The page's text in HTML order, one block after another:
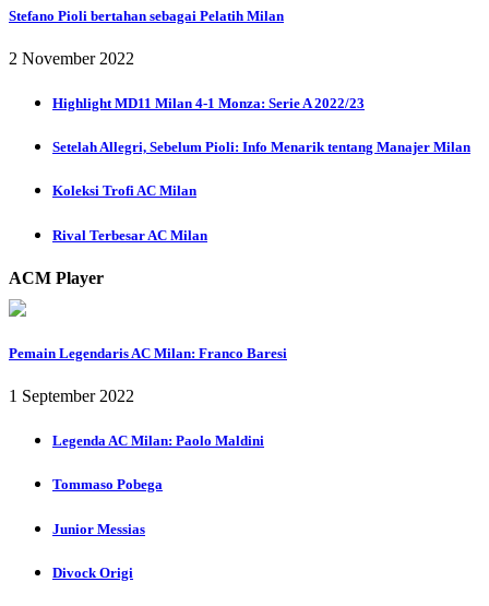
Stefano Pioli bertahan sebagai Pelatih Milan
2 November 2022
Highlight MD11 Milan 4-1 Monza: Serie A 2022/23
Setelah Allegri, Sebelum Pioli: Info Menarik tentang Manajer Milan
Koleksi Trofi AC Milan
Rival Terbesar AC Milan
ACM Player
Pemain Legendaris AC Milan: Franco Baresi
1 September 2022
Legenda AC Milan: Paolo Maldini
Tommaso Pobega
Junior Messias
Divock Origi